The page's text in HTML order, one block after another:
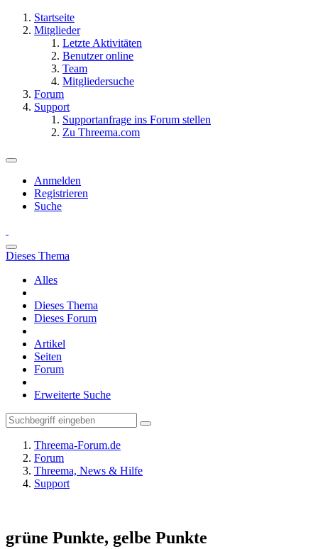
Startseite
Mitglieder
Letzte Aktivitäten
Benutzer online
Team
Mitgliedersuche
Forum
Support
Supportanfrage ins Forum stellen
Zu Threema.com
Anmelden
Registrieren
Suche
Dieses Thema
Alles
Dieses Thema
Dieses Forum
Artikel
Seiten
Forum
Erweiterte Suche
Threema-Forum.de
Forum
Threema, News & Hilfe
Support
grüne Punkte, gelbe Punkte